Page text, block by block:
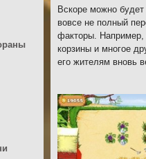
Вскоре можно
вовсе не полный
факторы. Например,
корзины и многое
его жителям вновь